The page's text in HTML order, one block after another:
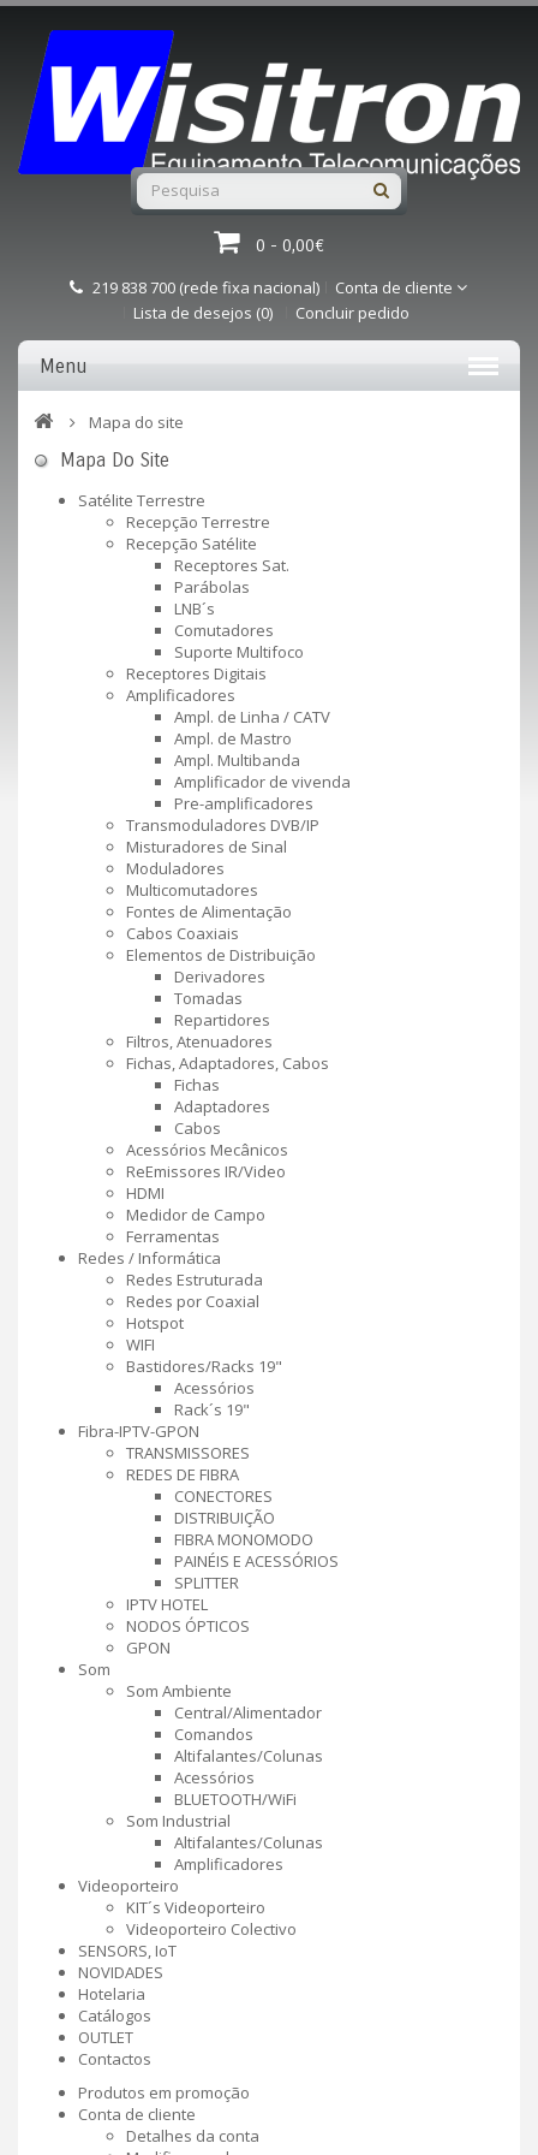
0 - 0,00€
219 838 700 (rede fixa nacional)
Conta de cliente
Lista de desejos (0)
Concluir pedido
Menu
Mapa do site
Mapa Do Site
Satélite Terrestre
Recepção Terrestre
Recepção Satélite
Receptores Sat.
Parábolas
LNB´s
Comutadores
Suporte Multifoco
Receptores Digitais
Amplificadores
Ampl. de Linha / CATV
Ampl. de Mastro
Ampl. Multibanda
Amplificador de vivenda
Pre-amplificadores
Transmoduladores DVB/IP
Misturadores de Sinal
Moduladores
Multicomutadores
Fontes de Alimentação
Cabos Coaxiais
Elementos de Distribuição
Derivadores
Tomadas
Repartidores
Filtros, Atenuadores
Fichas, Adaptadores, Cabos
Fichas
Adaptadores
Cabos
Acessórios Mecânicos
ReEmissores IR/Video
HDMI
Medidor de Campo
Ferramentas
Redes / Informática
Redes Estruturada
Redes por Coaxial
Hotspot
WIFI
Bastidores/Racks 19"
Acessórios
Rack´s 19"
Fibra-IPTV-GPON
TRANSMISSORES
REDES DE FIBRA
CONECTORES
DISTRIBUIÇÃO
FIBRA MONOMODO
PAINÉIS E ACESSÓRIOS
SPLITTER
IPTV HOTEL
NODOS ÓPTICOS
GPON
Som
Som Ambiente
Central/Alimentador
Comandos
Altifalantes/Colunas
Acessórios
BLUETOOTH/WiFi
Som Industrial
Altifalantes/Colunas
Amplificadores
Videoporteiro
KIT´s Videoporteiro
Videoporteiro Colectivo
SENSORS, IoT
NOVIDADES
Hotelaria
Catálogos
OUTLET
Contactos
Produtos em promoção
Conta de cliente
Detalhes da conta